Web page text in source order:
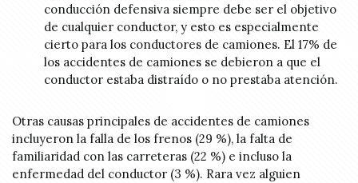
conducción defensiva siempre debe ser el objetivo
de cualquier conductor, y esto es especialmente
cierto para los conductores de camiones. El 17% de
los accidentes de camiones se debieron a que el
conductor estaba distraído o no prestaba atención.
Otras causas principales de accidentes de camiones
incluyeron la falla de los frenos (29 %), la falta de
familiaridad con las carreteras (22 %) e incluso la
enfermedad del conductor (3 %). Rara vez alguien